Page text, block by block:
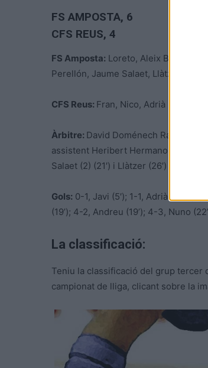
FS AMPOSTA, 6
CFS REUS, 4
FS Amposta: Loreto, Aleix Baiges,
Perellón, Jaume Salaet, Llàtzer,
CFS Reus: Fran, Nico, Adrià Bes,
Àrbitre: David Doménech Rates i
assistent Heribert Hermano Fornós
Salaet (2) (21′) i Llàtzer (26′) dels
Gols: 0-1, Javi (5′); 1-1, Adrià Bes
(19’); 4-2, Andreu (19’); 4-3, Nuno
La classificació:
Teniu la classificació del grup tercer
campionat de lliga, clicant sobre la